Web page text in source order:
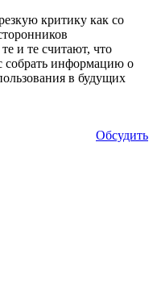
критику как со
и те считают, что
собрать информацию о
в будущих
Обсудить